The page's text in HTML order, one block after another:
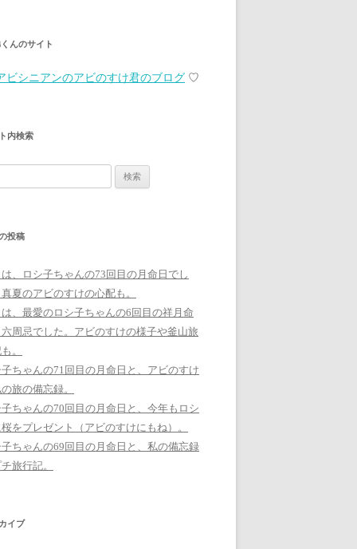
んのサイト
ビシニアンのアビのすけ君のブログ ♡
内検索
投稿
、ロシ子ちゃんの73回目の月命日でし
夏のアビのすけの心配も。
、最愛のロシ子ちゃんの6回目の祥月命
周忌でした。アビのすけの様子や釜山旅
。
ちゃんの71回目の月命日と、アビのすけ
旅の備忘録。
ちゃんの70回目の月命日と、今年もロシ
をプレゼント（アビのすけにもね）。
ちゃんの69回目の月命日と、私の備忘録
旅行記。
イブ